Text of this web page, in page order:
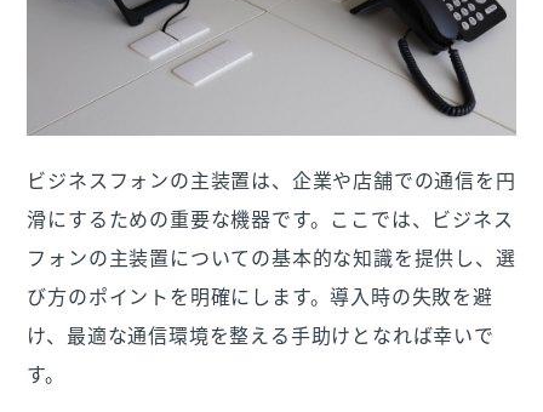
ビジネスフォンの主装置は、企業や店舗での通信を円
滑にするための重要な機器です。ここでは、ビジネス
フォンの主装置についての基本的な知識を提供し、選
び方のポイントを明確にします。導入時の失敗を避
け、最適な通信環境を整える手助けとなれば幸いで
す。